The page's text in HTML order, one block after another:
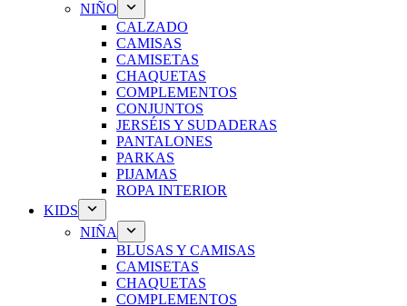
NIÑO
CALZADO
CAMISAS
CAMISETAS
CHAQUETAS
COMPLEMENTOS
CONJUNTOS
JERSÉIS Y SUDADERAS
PANTALONES
PARKAS
PIJAMAS
ROPA INTERIOR
KIDS
NIÑA
BLUSAS Y CAMISAS
CAMISETAS
CHAQUETAS
COMPLEMENTOS